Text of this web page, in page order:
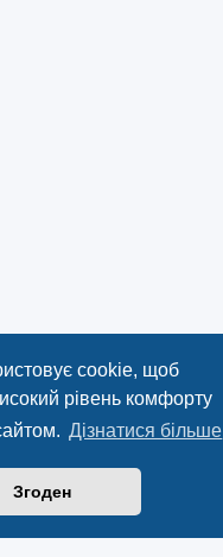
cookie, щоб
рівень комфорту
Дізнатися більше
Згоден